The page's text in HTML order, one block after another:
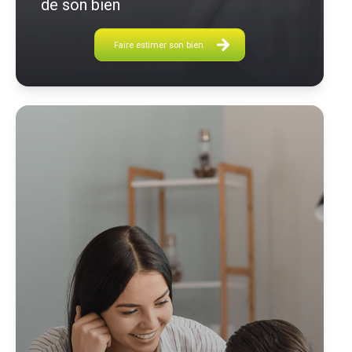
de son bien
Faire estimer son bien